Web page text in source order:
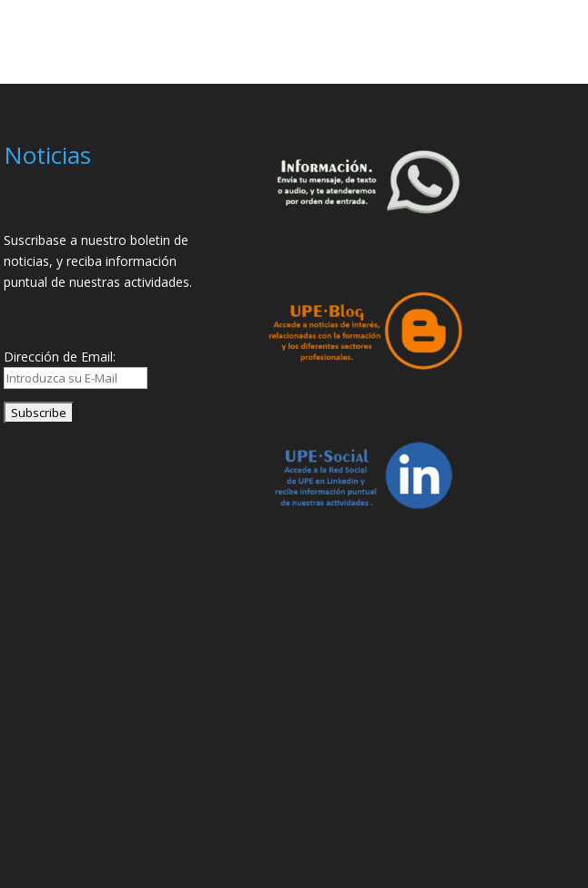
Noticias
Suscribase a nuestro boletin de
noticias, y reciba información
puntual de nuestras actividades.
Dirección de Email: